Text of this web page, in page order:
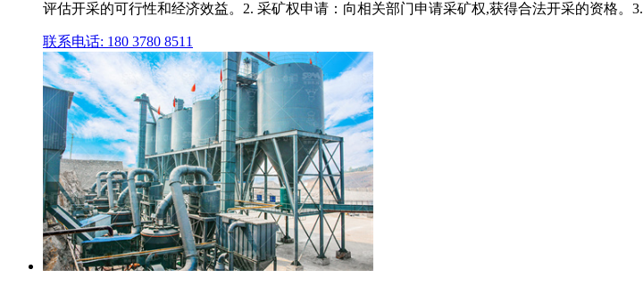
评估开采的可行性和经济效益。2. 采矿权申请：向相关部门申请采矿权,获得合法开采的资格。3.
联系电话: 180 3780 8511